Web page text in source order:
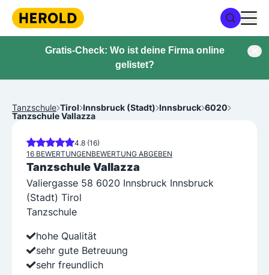
Gratis-Check: Wo ist deine Firma online
gelistet?
Tanzschule Tirol Innsbruck (Stadt) Innsbruck 6020
Tanzschule Vallazza
4.8 (16)
16 BEWERTUNGENBEWERTUNG ABGEBEN
Tanzschule Vallazza
Valiergasse 58 6020 Innsbruck Innsbruck
(Stadt) Tirol
Tanzschule
hohe Qualität
sehr gute Betreuung
sehr freundlich